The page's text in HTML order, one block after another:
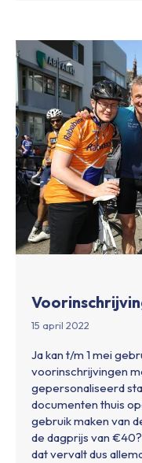
15 april 2022
Ja kan t/m 1 mei
voorinschrijvingen
gepersonaliseerd
documenten thuis
gebruik maken van
de dagprijs van
dat vervalt dus